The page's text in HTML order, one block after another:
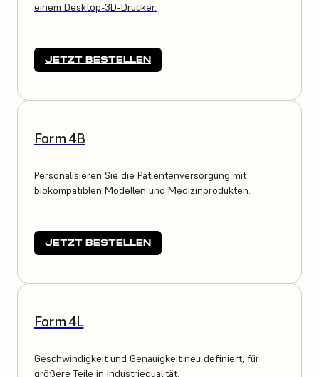
einem Desktop-3D-Drucker.
JETZT BESTELLEN
Form 4B
Personalisieren Sie die Patientenversorgung mit
biokompatiblen Modellen und Medizinprodukten.
JETZT BESTELLEN
Form 4L
Geschwindigkeit und Genauigkeit neu definiert, für
größere Teile in Industriequalität.